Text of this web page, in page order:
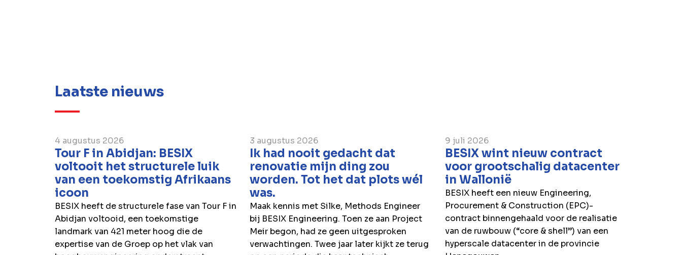
Laatste nieuws
4 augustus 2026
Tour F in Abidjan: BESIX
voltooit het structurele luik
van een toekomstig Afrikaans
icoon
BESIX heeft de structurele fase van Tour F in
Abidjan voltooid, een toekomstige
landmark van 421 meter hoog die de
expertise van de Groep op het vlak van
3 augustus 2026
Ik had nooit gedacht dat
renovatie mijn ding zou
worden. Tot het dat plots wél
was.
Maak kennis met Silke, Methods Engineer
bij BESIX Engineering. Toen ze aan Project
Meir begon, had ze geen uitgesproken
verwachtingen. Twee jaar later kijkt ze terug
9 juli 2026
BESIX wint nieuw contract
voor grootschalig datacenter
in Wallonië
BESIX heeft een nieuw Engineering,
Procurement & Construction (EPC)-
contract binnengehaald voor de realisatie
van de ruwbouw (“core & shell”) van een
hyperscale datacenter in de provincie